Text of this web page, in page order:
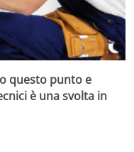
questo punto e
è una svolta in